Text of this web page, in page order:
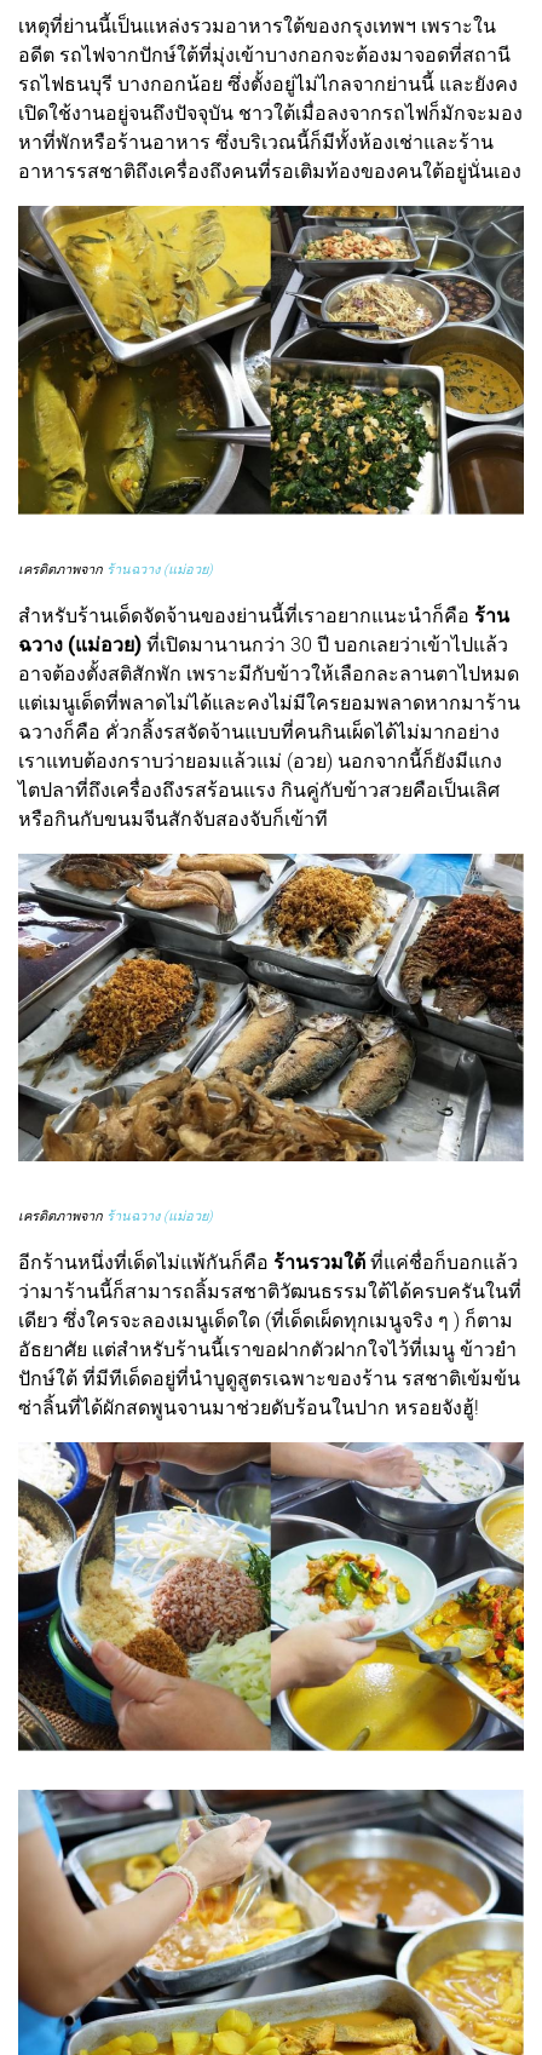
เหตุที่ย่านนี้เป็นแหล่งรวมอาหารใต้ของกรุงเทพฯ เพราะใน
อดีต รถไฟจากปักษ์ใต้ที่มุ่งเข้าบางกอกจะต้องมาจอดที่สถานี
รถไฟธนบุรี บางกอกน้อย ซึ่งตั้งอยู่ไม่ไกลจากย่านนี้ และยังคง
เปิดใช้งานอยู่จนถึงปัจจุบัน ชาวใต้เมื่อลงจากรถไฟก็มักจะมอง
หาที่พักหรือร้านอาหาร ซึ่งบริเวณนี้ก็มีทั้งห้องเช่าและร้าน
อาหารรสชาติถึงเครื่องถึงคนที่รอเติมท้องของคนใต้อยู่นั่นเอง
เครดิตภาพจาก ร้านฉวาง (แม่อวย)
สำหรับร้านเด็ดจัดจ้านของย่านนี้ที่เราอยากแนะนำก็คือ ร้าน
ฉวาง (แม่อวย) ที่เปิดมานานกว่า 30 ปี บอกเลยว่าเข้าไปแล้ว
อาจต้องตั้งสติสักพัก เพราะมีกับข้าวให้เลือกละลานตาไปหมด
แต่เมนูเด็ดที่พลาดไม่ได้และคงไม่มีใครยอมพลาดหากมาร้าน
ฉวางก็คือ คั่วกลิ้งรสจัดจ้านแบบที่คนกินเผ็ดได้ไม่มากอย่าง
เราแทบต้องกราบว่ายอมแล้วแม่ (อวย) นอกจากนี้ก็ยังมีแกง
ไตปลาที่ถึงเครื่องถึงรสร้อนแรง กินคู่กับข้าวสวยคือเป็นเลิศ
หรือกินกับขนมจีนสักจับสองจับก็เข้าที
เครดิตภาพจาก ร้านฉวาง (แม่อวย)
อีกร้านหนึ่งที่เด็ดไม่แพ้กันก็คือ ร้านรวมใต้ ที่แค่ชื่อก็บอกแล้ว
ว่ามาร้านนี้ก็สามารถลิ้มรสชาติวัฒนธรรมใต้ได้ครบครันในที่
เดียว ซึ่งใครจะลองเมนูเด็ดใด (ที่เด็ดเผ็ดทุกเมนูจริง ๆ ) ก็ตาม
อัธยาศัย แต่สำหรับร้านนี้เราขอฝากตัวฝากใจไว้ที่เมนู ข้าวยำ
ปักษ์ใต้ ที่มีทีเด็ดอยู่ที่นำบูดูสูตรเฉพาะของร้าน รสชาติเข้มข้น
ซ่าลิ้นที่ได้ผักสดพูนจานมาช่วยดับร้อนในปาก หรอยจังฮู้!